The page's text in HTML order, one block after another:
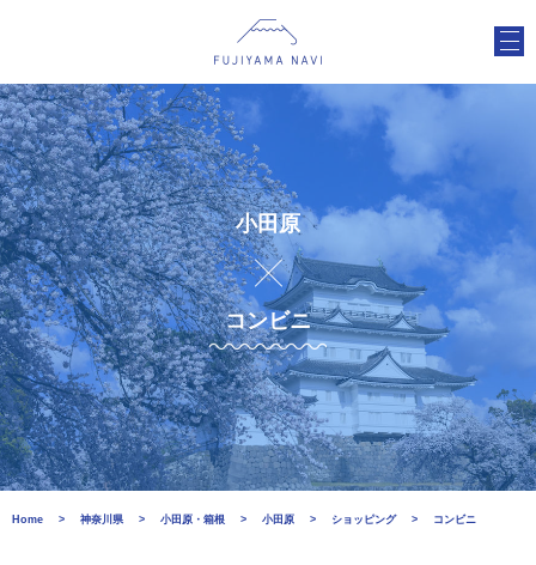
小田原
コンビニ
Home 神奈川県 小田原・箱根 小田原 ショッピング コンビニ